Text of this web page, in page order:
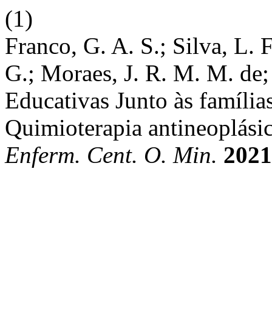
(1)
Franco, G. A. S.; Silva, L.
G.; Moraes, J. R. M. M.
Educativas Junto às
Quimioterapia
Enferm. Cent. O. Min. 2021